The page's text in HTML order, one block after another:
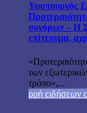
Υφυπουργός
συνόρων – Η
επίτευγμα,
των
τρόπο»,...
ροή ειδήσεων